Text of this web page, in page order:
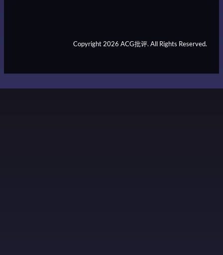
Copyright 2026 ACG批评. All Rights Reserved.